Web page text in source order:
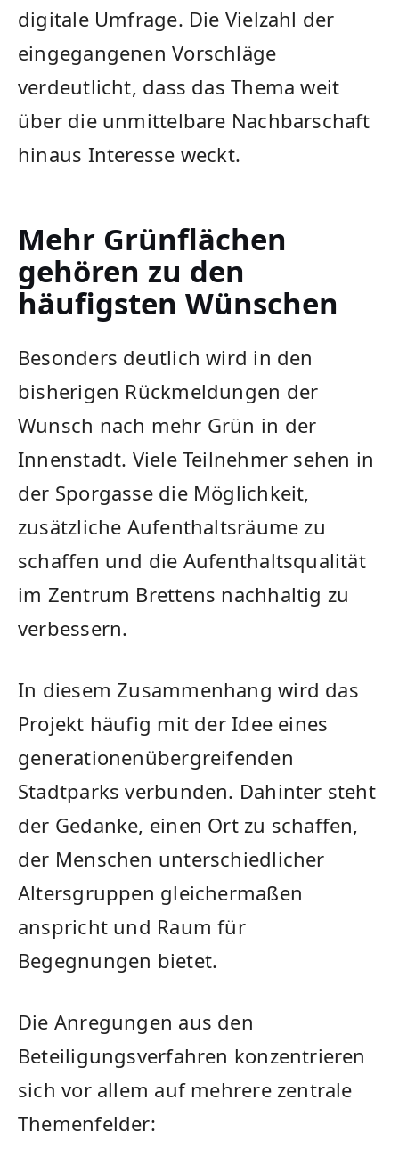
digitale Umfrage. Die Vielzahl der
eingegangenen Vorschläge
verdeutlicht, dass das Thema weit
über die unmittelbare Nachbarschaft
hinaus Interesse weckt.
Mehr Grünflächen
gehören zu den
häufigsten Wünschen
Besonders deutlich wird in den
bisherigen Rückmeldungen der
Wunsch nach mehr Grün in der
Innenstadt. Viele Teilnehmer sehen in
der Sporgasse die Möglichkeit,
zusätzliche Aufenthaltsräume zu
schaffen und die Aufenthaltsqualität
im Zentrum Brettens nachhaltig zu
verbessern.
In diesem Zusammenhang wird das
Projekt häufig mit der Idee eines
generationenübergreifenden
Stadtparks verbunden. Dahinter steht
der Gedanke, einen Ort zu schaffen,
der Menschen unterschiedlicher
Altersgruppen gleichermaßen
anspricht und Raum für
Begegnungen bietet.
Die Anregungen aus den
Beteiligungsverfahren konzentrieren
sich vor allem auf mehrere zentrale
Themenfelder: